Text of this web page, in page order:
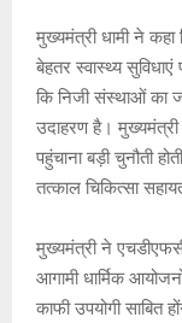
मुख्यमंत्री धामी ने
बेहतर स्वास्थ्य
कि निजी संस्थाओं का
उदाहरण है। मुख्यमंत्री
पहुंचाना बड़ी चुनौती
तत्काल चिकित्सा
मुख्यमंत्री ने
आगामी धार्मिक
काफी उपयोगी साबित